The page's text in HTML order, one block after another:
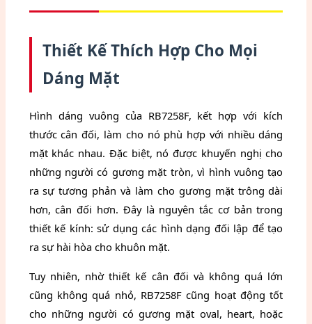
Thiết Kế Thích Hợp Cho Mọi
Dáng Mặt
Hình dáng vuông của RB7258F, kết hợp với kích
thước cân đối, làm cho nó phù hợp với nhiều dáng
mặt khác nhau. Đặc biệt, nó được khuyến nghị cho
những người có gương mặt tròn, vì hình vuông tạo
ra sự tương phản và làm cho gương mặt trông dài
hơn, cân đối hơn. Đây là nguyên tắc cơ bản trong
thiết kế kính: sử dụng các hình dạng đối lập để tạo
ra sự hài hòa cho khuôn mặt.
Tuy nhiên, nhờ thiết kế cân đối và không quá lớn
cũng không quá nhỏ, RB7258F cũng hoạt động tốt
cho những người có gương mặt oval, heart, hoặc